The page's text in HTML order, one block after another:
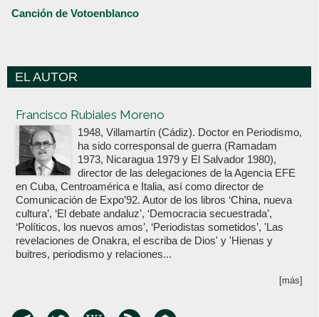
Canción de Votoenblanco
EL AUTOR
Francisco Rubiales Moreno
1948, Villamartín (Cádiz). Doctor en Periodismo,
ha sido corresponsal de guerra (Ramadam
1973, Nicaragua 1979 y El Salvador 1980),
director de las delegaciones de la Agencia EFE
en Cuba, Centroamérica e Italia, así como director de
Comunicación de Expo’92. Autor de los libros ‘China, nueva
cultura’, ‘El debate andaluz’, ‘Democracia secuestrada’,
‘Políticos, los nuevos amos’, ‘Periodistas sometidos’, 'Las
revelaciones de Onakra, el escriba de Dios' y 'Hienas y
buitres, periodismo y relaciones...
[más]